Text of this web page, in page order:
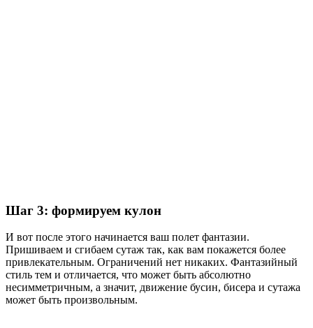
Шаг 3: формируем кулон
И вот после этого начинается ваш полет фантазии.
Пришиваем и сгибаем сутаж так, как вам покажется более
привлекательным. Ограничений нет никаких. Фантазийный
стиль тем и отличается, что может быть абсолютно
несимметричным, а значит, движение бусин, бисера и сутажа
может быть произвольным.